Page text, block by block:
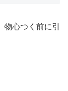
物心つく前に引